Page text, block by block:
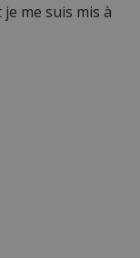
me suis mis à